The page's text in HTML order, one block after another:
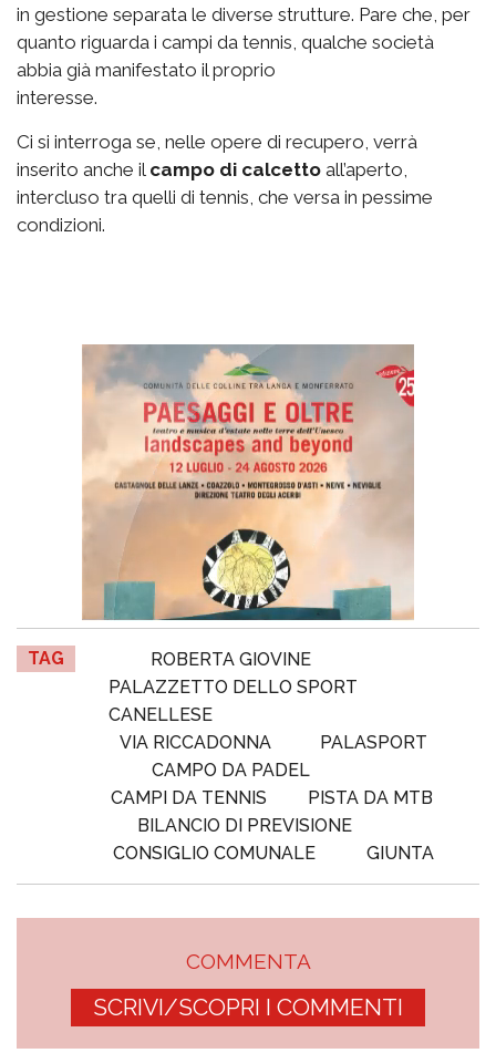
in gestione separata le diverse strutture. Pare che, per
quanto riguarda i campi da tennis, qualche società
abbia già manifestato il proprio
interesse.
Ci si interroga se, nelle opere di recupero, verrà
inserito anche il campo di calcetto all’aperto,
intercluso tra quelli di tennis, che versa in pessime
condizioni.
TAG
ROBERTA GIOVINE
PALAZZETTO DELLO SPORT
CANELLESE
VIA RICCADONNA
PALASPORT
CAMPO DA PADEL
CAMPI DA TENNIS
PISTA DA MTB
BILANCIO DI PREVISIONE
CONSIGLIO COMUNALE
GIUNTA
COMMENTA
SCRIVI/SCOPRI I COMMENTI